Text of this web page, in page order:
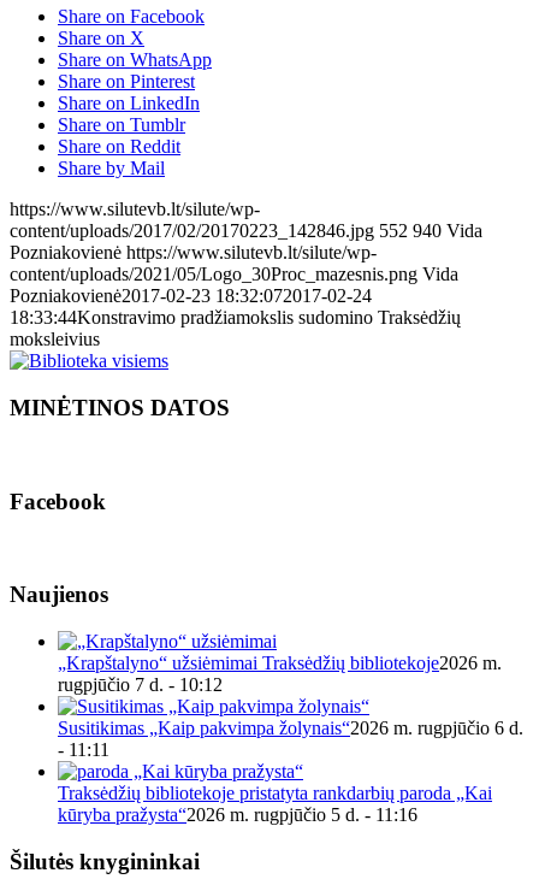
Share on Facebook
Share on X
Share on WhatsApp
Share on Pinterest
Share on LinkedIn
Share on Tumblr
Share on Reddit
Share by Mail
https://www.silutevb.lt/silute/wp-
content/uploads/2017/02/20170223_142846.jpg 552 940 Vida
Pozniakovienė https://www.silutevb.lt/silute/wp-
content/uploads/2021/05/Logo_30Proc_mazesnis.png Vida
Pozniakovienė2017-02-23 18:32:072017-02-24
18:33:44Konstravimo pradžiamokslis sudomino Traksėdžių
moksleivius
MINĖTINOS DATOS
Facebook
Naujienos
„Krapštalyno“ užsiėmimai Traksėdžių bibliotekoje2026 m.
rugpjūčio 7 d. - 10:12
Susitikimas „Kaip pakvimpa žolynais“2026 m. rugpjūčio 6 d.
- 11:11
Traksėdžių bibliotekoje pristatyta rankdarbių paroda „Kai
kūryba pražysta“2026 m. rugpjūčio 5 d. - 11:16
Šilutės knygininkai